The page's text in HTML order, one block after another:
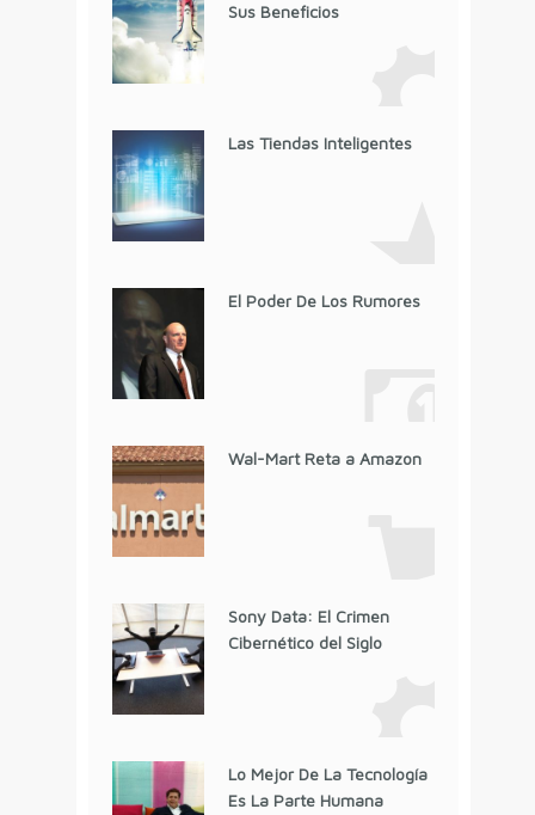
Sus Beneficios
Las Tiendas Inteligentes
El Poder De Los Rumores
Wal-Mart Reta a Amazon
Sony Data: El Crimen
Cibernético del Siglo
Lo Mejor De La Tecnología
Es La Parte Humana